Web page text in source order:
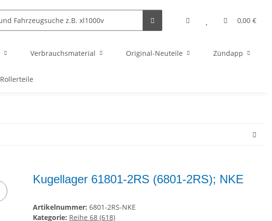
0,00 €
Verbrauchsmaterial Original-Neuteile Zündapp
Rollerteile
Kugellager 61801-2RS (6801-2RS); NKE
Artikelnummer: 6801-2RS-NKE
Kategorie: Reihe 68 (618)